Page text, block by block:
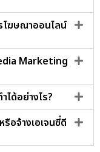
โฆษณาออนไลน์
Marketing
ด้อย่างไร?
อจ้างเอเจนซี่ดี